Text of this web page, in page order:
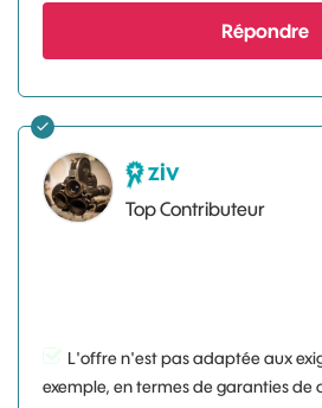
Répondre
ziv
Top Contributeur
L'offre n'est pas adaptée aux
exemple, en termes de garanties de